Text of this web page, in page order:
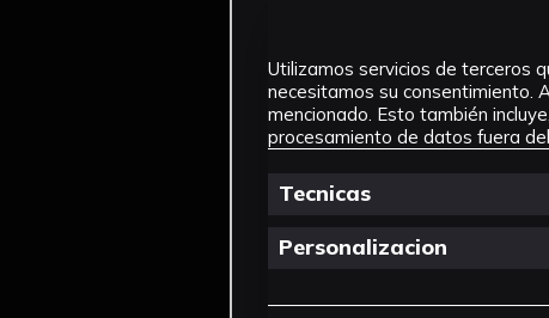
Utilizamos servicios de terceros
necesitamos su consentimiento.
mencionado. Esto también
procesamiento de datos fuera del
Tecnicas
Personalizacion